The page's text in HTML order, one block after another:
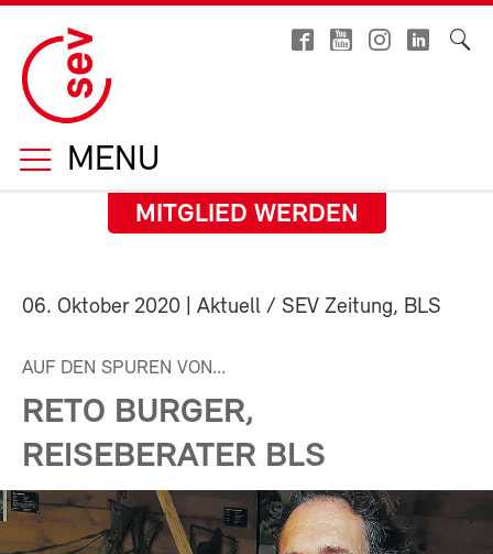
MENU
MITGLIED WERDEN
06. Oktober 2020 | Aktuell / SEV Zeitung, BLS
AUF DEN SPUREN VON...
RETO BURGER,
REISEBERATER BLS